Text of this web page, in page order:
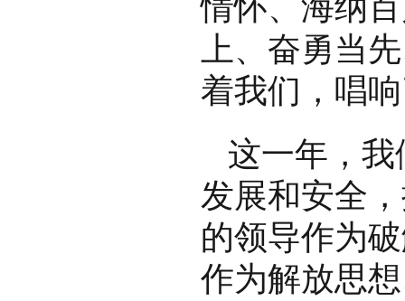
情怀、海纳
上、奋勇当
着我们，唱
这一年，
发展和安全
的领导作为
作为解放思